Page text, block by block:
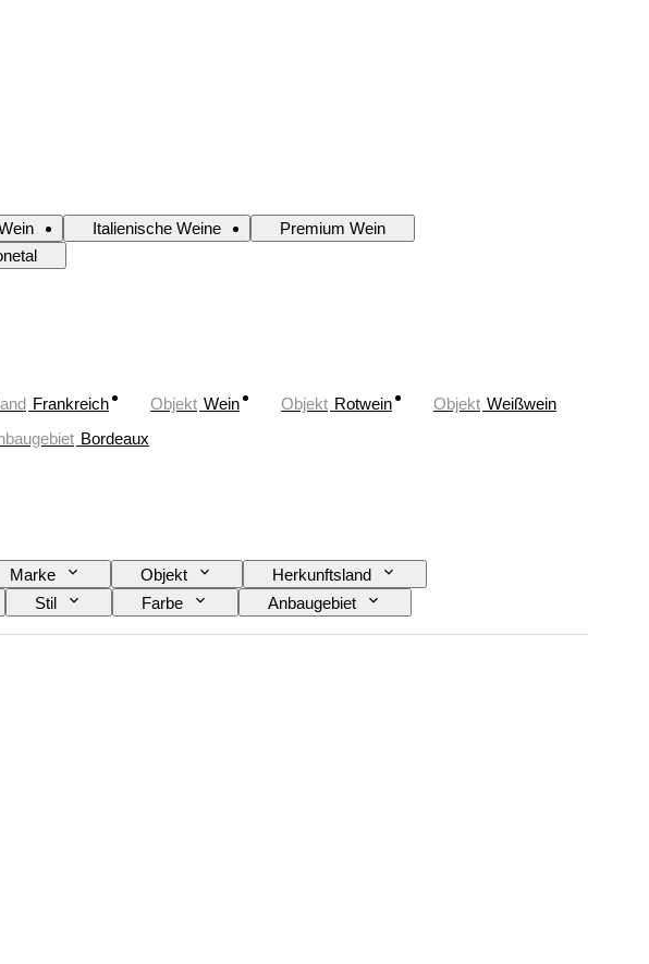
Italienische Weine
Premium Wein
Frankreich Objekt Wein Objekt Rotwein Objekt Weißwein
Bordeaux
Marke Objekt
Herkunftsland
Stil Farbe
Anbaugebiet
Rebsorten Epoche